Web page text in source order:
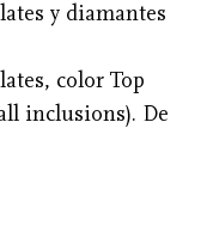
y diamantes
color Top
inclusions). De